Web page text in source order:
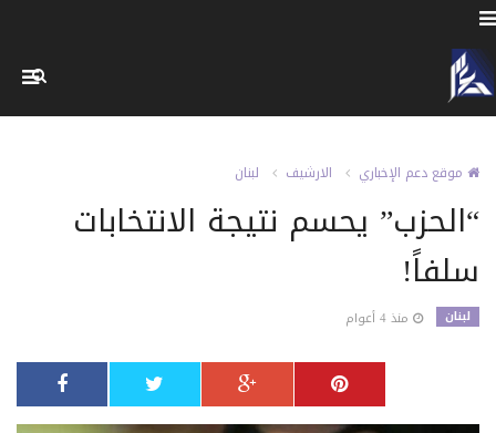
موقع دعم الإخباري الارشيف لبنان
“الحزب” يحسم نتيجة الانتخابات
سلفاً!
لبنان منذ 4 أعوام